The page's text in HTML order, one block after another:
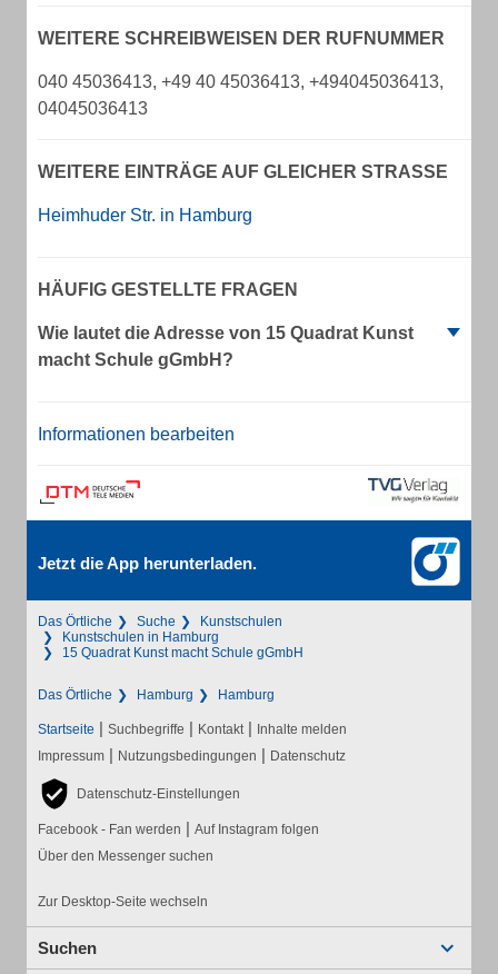
WEITERE SCHREIBWEISEN DER RUFNUMMER
040 45036413, +49 40 45036413, +494045036413,
04045036413
WEITERE EINTRÄGE AUF GLEICHER STRASSE
Heimhuder Str. in Hamburg
HÄUFIG GESTELLTE FRAGEN
Wie lautet die Adresse von 15 Quadrat Kunst
macht Schule gGmbH?
Informationen bearbeiten
Jetzt die App herunterladen.
Das Örtliche Suche
Kunstschulen
Kunstschulen in Hamburg
15 Quadrat Kunst macht Schule gGmbH
Das Örtliche Hamburg Hamburg
Startseite | Suchbegriffe | Kontakt | Inhalte melden
Impressum | Nutzungsbedingungen | Datenschutz
Datenschutz-Einstellungen
Facebook - Fan werden | Auf Instagram folgen
Über den Messenger suchen
Zur Desktop-Seite wechseln
Suchen